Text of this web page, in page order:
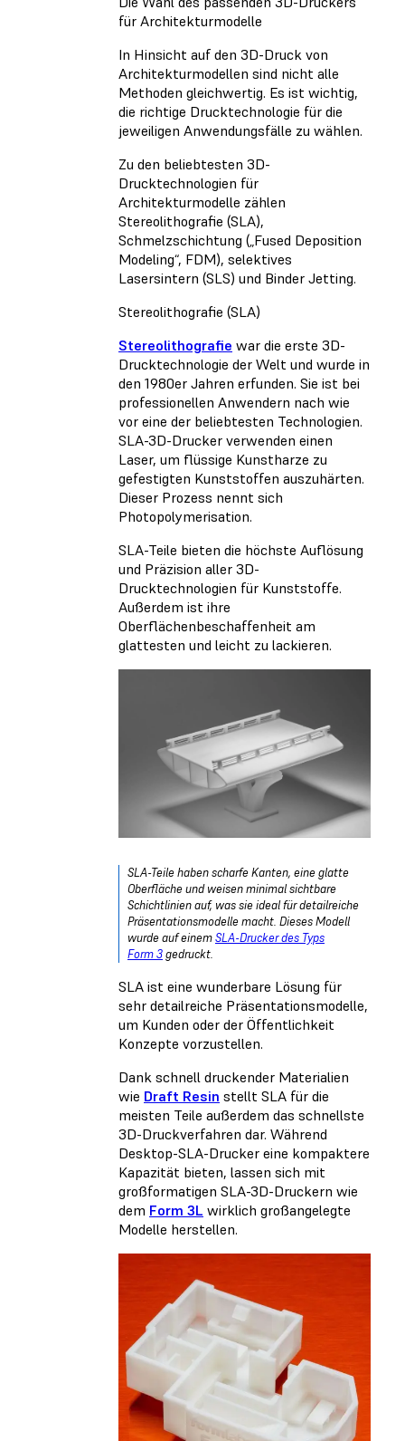
für Architekturmodelle
In Hinsicht auf den 3D-Druck von
Architekturmodellen sind nicht alle
Methoden gleichwertig. Es ist wichtig,
die richtige Drucktechnologie für die
jeweiligen Anwendungsfälle zu wählen.
Zu den beliebtesten 3D-
Drucktechnologien für
Architekturmodelle zählen
Stereolithografie (SLA),
Schmelzschichtung („Fused Deposition
Modeling“, FDM), selektives
Lasersintern (SLS) und Binder Jetting.
Stereolithografie (SLA)
Stereolithografie war die erste 3D-
Drucktechnologie der Welt und wurde in
den 1980er Jahren erfunden. Sie ist bei
professionellen Anwendern nach wie
vor eine der beliebtesten Technologien.
SLA-3D-Drucker verwenden einen
Laser, um flüssige Kunstharze zu
gefestigten Kunststoffen auszuhärten.
Dieser Prozess nennt sich
Photopolymerisation.
SLA-Teile bieten die höchste Auflösung
und Präzision aller 3D-
Drucktechnologien für Kunststoffe.
Außerdem ist ihre
Oberflächenbeschaffenheit am
glattesten und leicht zu lackieren.
SLA-Teile haben scharfe Kanten, eine glatte
Oberfläche und weisen minimal sichtbare
Schichtlinien auf, was sie ideal für detailreiche
Präsentationsmodelle macht. Dieses Modell
wurde auf einemSLA-Drucker des Typs
Form 3gedruckt.
SLA ist eine wunderbare Lösung für
sehr detailreiche Präsentationsmodelle,
um Kunden oder der Öffentlichkeit
Konzepte vorzustellen.
Dank schnell druckender Materialien
wie Draft Resin stellt SLA für die
meisten Teile außerdem das schnellste
3D-Druckverfahren dar. Während
Desktop-SLA-Drucker eine kompaktere
Kapazität bieten, lassen sich mit
großformatigen SLA-3D-Druckern wie
dem Form 3L wirklich großangelegte
Modelle herstellen.